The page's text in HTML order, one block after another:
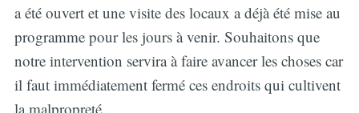
a été ouvert et une visite des locaux a déjà été mise au
programme pour les jours à venir. Souhaitons que
notre intervention servira à faire avancer les choses car
il faut immédiatement fermé ces endroits qui cultivent
la malpropreté.